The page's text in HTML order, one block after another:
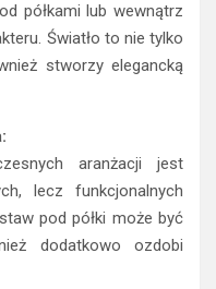
półkami lub wewnątrz
Światło to nie tylko
stworzy elegancką
aranżacji jest
lecz funkcjonalnych
pod półki może być
dodatkowo ozdobi